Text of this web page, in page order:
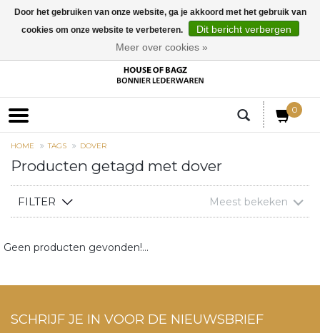
0
HOME TAGS DOVER
Producten getagd met dover
FILTER Meest bekeken
Geen producten gevonden!...
SCHRIJF JE IN VOOR DE NIEUWSBRIEF
Door het gebruiken van onze website, ga je akkoord met het gebruik van
cookies om onze website te verbeteren.
Dit bericht verbergen
Meer over cookies »